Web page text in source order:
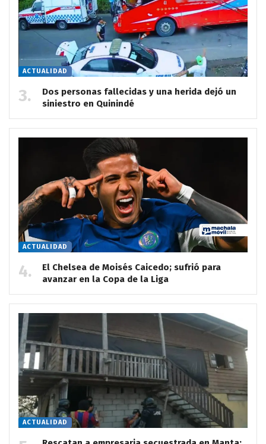
ACTUALIDAD
Dos personas fallecidas y una herida dejó un
siniestro en Quinindé
ACTUALIDAD
El Chelsea de Moisés Caicedo; sufrió para
avanzar en la Copa de la Liga
ACTUALIDAD